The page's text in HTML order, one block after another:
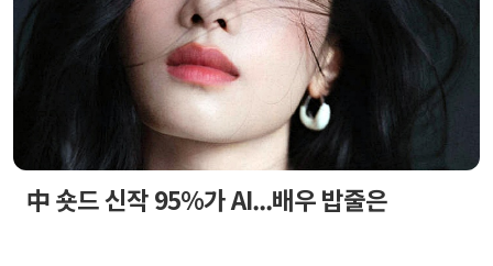
中 숏드 신작 95%가 AI...배우 밥줄은